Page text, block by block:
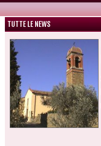
TUTTE LE NEWS